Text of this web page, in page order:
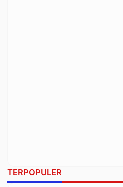
TERPOPULER